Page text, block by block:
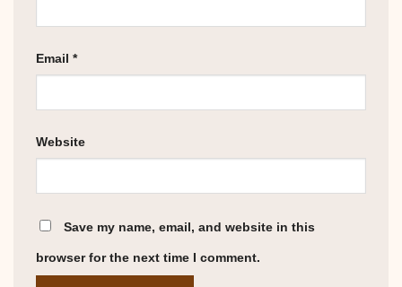
Email *
Website
Save my name, email, and website in this
browser for the next time I comment.